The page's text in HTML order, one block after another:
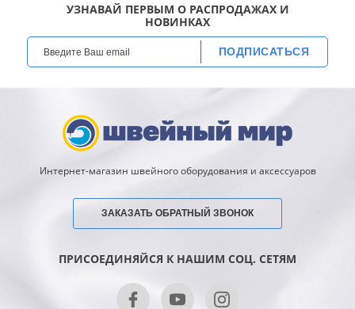
УЗНАВАЙ ПЕРВЫМ О РАСПРОДАЖАХ И
НОВИНКАХ
ПОДПИСАТЬСЯ
Интернет-магазин швейного оборудования и аксессуаров
ЗАКАЗАТЬ ОБРАТНЫЙ ЗВОНОК
ПРИСОЕДИНЯЙСЯ К НАШИМ СОЦ. СЕТЯМ